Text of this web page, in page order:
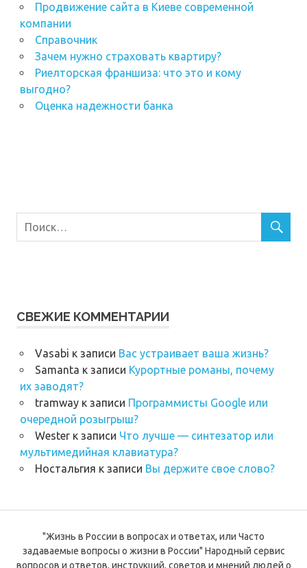
Продвижение сайта в Киеве современной
компании
Справочник
Зачем нужно страховать квартиру?
Риелторская франшиза: что это и кому
выгодно?
Оценка надежности банка
СВЕЖИЕ КОММЕНТАРИИ
Vasabi к записи Вас устраивает ваша жизнь?
Samanta к записи Курортные романы, почему
их заводят?
tramwayк записи Программисты Google или
очередной розыгрыш?
Westerк записи Что лучше — синтезатор или
мультимедийная клавиатура?
Ностальгия к записи Вы держите свое слово?
"Жизнь в России в вопросах и ответах, или Часто
задаваемые вопросы о жизни в России" Народный сервис
вопросов и ответов, инструкций, советов и мнений людей о